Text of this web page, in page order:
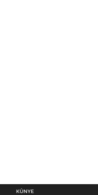
KÜNYE